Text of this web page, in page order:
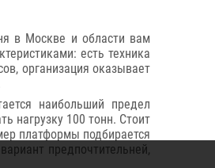
в Москве и области вам
есть техника
организация оказывает
наибольший предел
нагрузку 100 тонн. Стоит
платформы подбирается
предпочтительней,